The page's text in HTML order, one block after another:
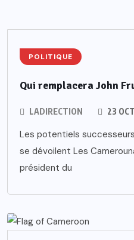
POLITIQUE
Qui remplacera John
LADIRECTION 23
Les potentiels
se dévoilent Les
président du